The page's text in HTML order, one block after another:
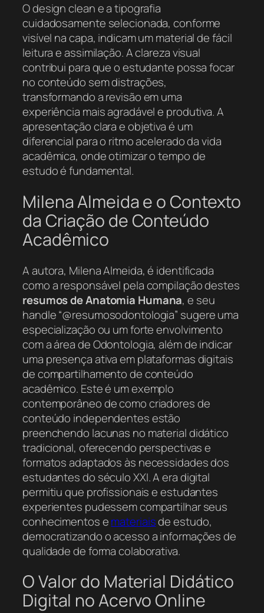
O design clean e a tipografia
cuidadosamente selecionada, conforme
visível na capa, indicam um material de fácil
leitura e assimilação. A clareza visual
contribui para que o estudante possa focar
no conteúdo sem distrações,
transformando a revisão em uma
experiência mais agradável e produtiva. A
apresentação clara e objetiva é um
diferencial para o ritmo acelerado da vida
acadêmica, onde otimizar o tempo de
estudo é fundamental.
Milena Almeida e o Contexto
da Criação de Conteúdo
Acadêmico
A autora, Milena Almeida, é identificada
como a responsável pela compilação destes
resumos de Anatomia Humana, e seu
handle “@resumosodontologia” sugere uma
especialização ou um forte envolvimento
com a área de Odontologia, além de indicar
uma presença ativa em plataformas digitais
de compartilhamento de conteúdo
acadêmico. Este é um exemplo
contemporâneo de como criadores de
conteúdo independentes estão
preenchendo lacunas no material didático
tradicional, oferecendo perspectivas e
formatos adaptados às necessidades dos
estudantes do século XXI. A era digital
permitiu que profissionais e estudantes
experientes pudessem compartilhar seus
conhecimentos emateriaisde estudo,
democratizando o acesso a informações de
qualidade de forma colaborativa.
O Valor do Material Didático
Digital no Acervo Online